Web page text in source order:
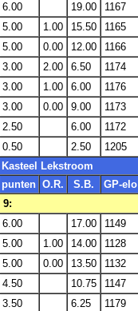
6.00 19.00
1167
5.00 1.00 15.50
1165
5.00 0.00 12.00
1166
3.00 2.00 6.50
1174
3.00 1.00 6.00
1176
3.00 0.00 9.00
1173
2.50 6.00
1172
0.50 2.50
1205
Kasteel Lekstroom
punten O.R. S.B.
GP-elo
9:
6.00 17.00
1149
5.00 1.00 14.00
1128
5.00 0.00 13.50
1132
4.50 10.75
1147
3.50 6.25
1179